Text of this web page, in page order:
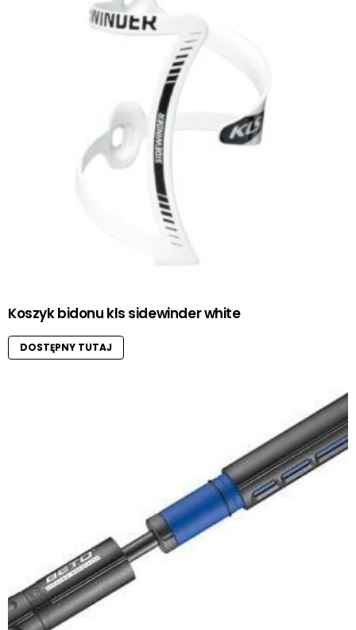
Koszyk bidonu kls sidewinder white
DOSTĘPNY TUTAJ